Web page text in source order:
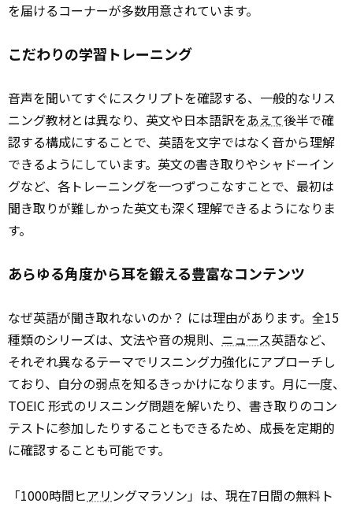
を届けるコーナーが多数用意されています。
こだわりの学習トレーニング
音声を聞いてすぐにスクリプトを確認する、一般的なリス
ニング教材とは異なり、英文や日本語訳をあえて後半で確
認する構成にすることで、英語を文字ではなく音から理解
できるようにしています。英文の書き取りやシャドーイン
グなど、各トレーニングを一つずつこなすことで、最初は
聞き取りが難しかった英文も深く理解できるようになりま
す。
あらゆる角度から耳を鍛える豊富なコンテンツ
なぜ英語が聞き取れないのか？ には理由があります。全15
種類のシリーズは、文法や音の規則、 ニュース英語など、
それぞれ異なるテーマでリスニング力強化にアプローチし
ており、自分の弱点を知るきっかけになります。月に一度、
TOEIC 形式のリスニング問題を解いたり、書き取りのコン
テストに参加したりすることもできるため、成長を定期的
に確認することも可能です。
「1000時間ヒアリ ングマラソン」は、現在7日間の無料ト